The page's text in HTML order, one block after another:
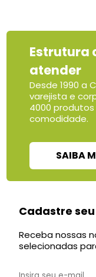
Estrutura
atender
Desde 1990 a
varejista e
4000
comodidade.
SAIBA
Cadastre
Receba nossas
selecionadas